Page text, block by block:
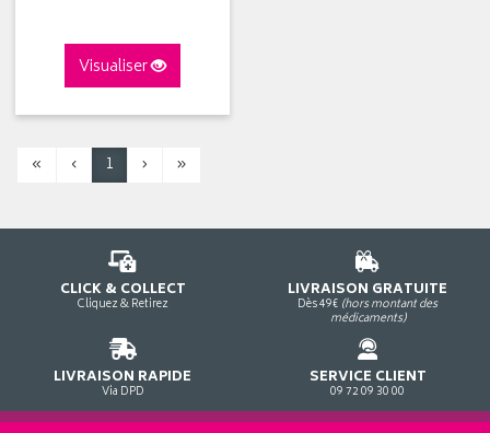
Visualiser
« ‹ 1 › »
CLICK & COLLECT
Cliquez & Retirez
LIVRAISON GRATUITE
Dès 49€ (hors montant des
médicaments)
LIVRAISON RAPIDE
Via DPD
SERVICE CLIENT
09 72 09 30 00